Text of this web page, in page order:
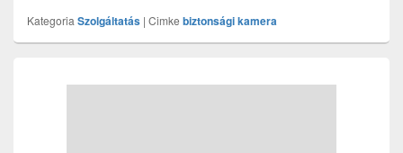
KategoriaSzolgáltatás | Cimke biztonsági kamera